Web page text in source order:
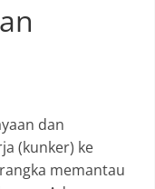
dan
(kunker) ke
memantau